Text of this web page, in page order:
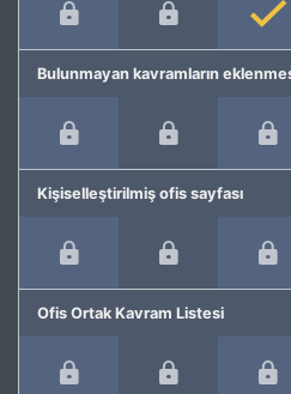
Bulunmayan kavramların
Kişiselleştirilmiş ofis sayfası
Ofis Ortak Kavram Listesi